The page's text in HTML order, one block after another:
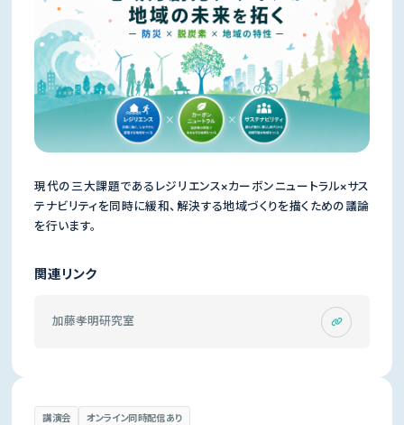
現代の三大課題であるレジリエンス×カーボンニュートラル×サス
テナビリティを同時に緩和、解決する地域づくりを描くための議論
を行います。
関連リンク
加藤孝明研究室
講演会 オンライン同時配信あり